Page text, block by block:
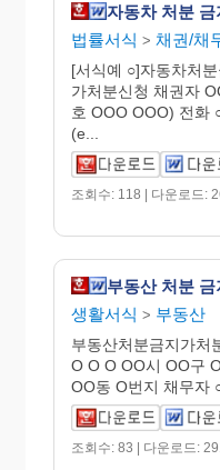
자동차 처분
법률서식 > 채권/채
[서식예 ○]자동차처
가처분신청 채권자
호 OOO OOO) 전화
(e...
조회수: 118 | 다운로드:
부동산 처분
생활서식 > 부동산
부동산처분금지가처
O O O OO시 OO구
OO동 O번지 채무자
조회수: 83 | 다운로드: